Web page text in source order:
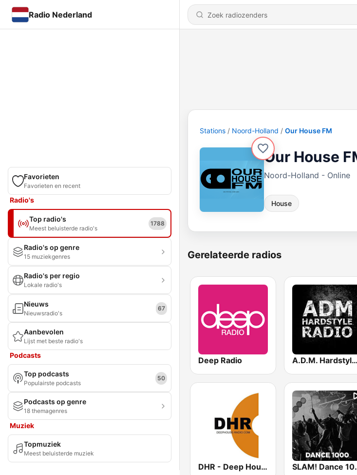
Radio Nederland
Favorieten
Favorieten en recent
Radio's
Top radio's
Meest beluisterde radio's
1788
Radio's op genre
15 muziekgenres
Radio's per regio
Lokale radio's
Nieuws
Nieuwsradio's
67
Aanbevolen
Lijst met beste radio's
Podcasts
Top podcasts
Populairste podcasts
50
Podcasts op genre
18 themagenres
Muziek
Topmuziek
Meest beluisterde muziek
Stations Noord-Holland Our House FM
Our House
Noord-Holland - Online
House
Gerelateerde radios
Deep Radio A.D.M. Hardstyle Radio
DHR - Deep House Radio